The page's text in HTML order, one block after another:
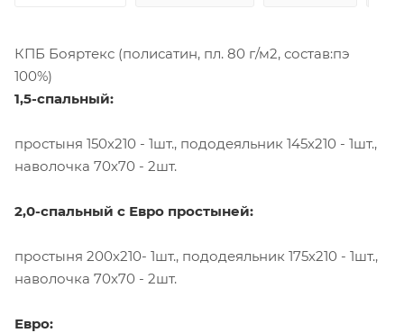
КПБ Бояртекс (полисатин, пл. 80 г/м2, состав:пэ
100%)
1,5-спальный:
простыня 150х210 - 1шт., пододеяльник 145х210 - 1шт.,
наволочка 70х70 - 2шт.
2,0-спальный с Евро простыней:
простыня 200х210- 1шт., пододеяльник 175х210 - 1шт.,
наволочка 70х70 - 2шт.
Евро: